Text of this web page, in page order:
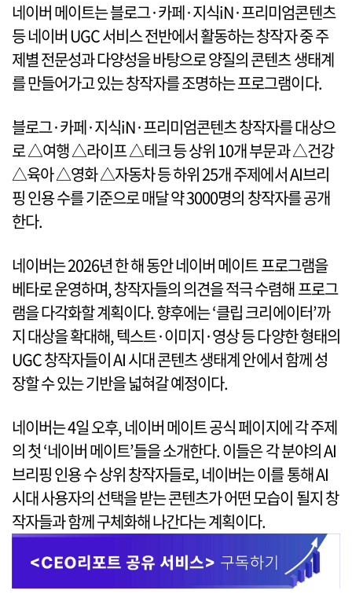
네이버 메이트는 블로그·카페·지식iN·프리미엄콘텐츠
등 네이버 UGC 서비스 전반에서 활동하는 창작자 중 주
제별 전문성과 다양성을 바탕으로 양질의 콘텐츠 생태계
를 만들어가고 있는 창작자를 조명하는 프로그램이다.
블로그·카페·지식iN·프리미엄콘텐츠 창작자를 대상으
로 △여행 △라이프 △테크 등 상위 10개 부문과 △건강
△육아 △영화 △자동차 등 하위 25개 주제에서 AI브리
핑 인용 수를 기준으로 매달 약 3000명의 창작자를 공개
한다.
네이버는 2026년 한 해 동안 네이버 메이트 프로그램을
베타로 운영하며, 창작자들의 의견을 적극 수렴해 프로그
램을 다각화할 계획이다. 향후에는 ‘클립 크리에이터’까
지 대상을 확대해, 텍스트·이미지·영상 등 다양한 형태의
UGC 창작자들이 AI 시대 콘텐츠 생태계 안에서 함께 성
장할 수 있는 기반을 넓혀갈 예정이다.
네이버는 4일 오후, 네이버 메이트 공식 페이지에 각 주제
의 첫 ‘네이버 메이트’들을 소개한다. 이들은 각 분야의 AI
브리핑 인용 수 상위 창작자들로, 네이버는 이를 통해 AI
시대 사용자의 선택을 받는 콘텐츠가 어떤 모습이 될지 창
작자들과 함께 구체화해 나간다는 계획이다.